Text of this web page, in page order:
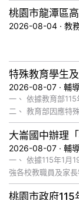
2026-08-04 · 教
2026-08-07 · 輔
一、 依據教育部
二、 教育部因應特
2026-08-07 · 輔
一、 依據115年1月
強各校教職員及家